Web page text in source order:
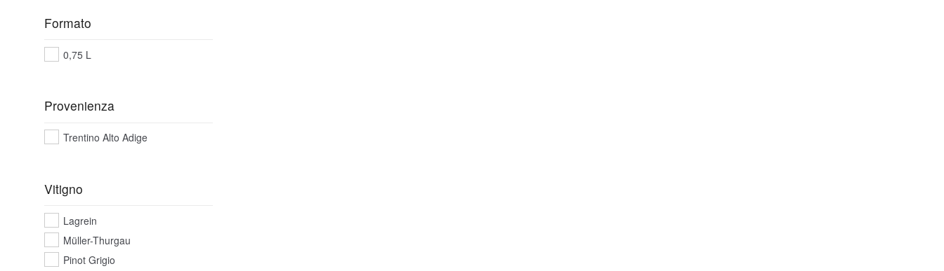
Formato
0,75 L
Provenienza
Trentino Alto Adige
Vitigno
Lagrein
Müller-Thurgau
Pinot Grigio